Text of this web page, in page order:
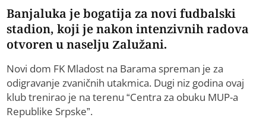
Banjaluka je bogatija za novi fudbalski
stadion, koji je nakon intenzivnih radova
otvoren u naselju Zalužani.
Novi dom FK Mladost na Barama spreman je za
odigravanje zvaničnih utakmica. Dugi niz godina ovaj
klub trenirao je na terenu “Centra za obuku MUP-a
Republike Srpske”.